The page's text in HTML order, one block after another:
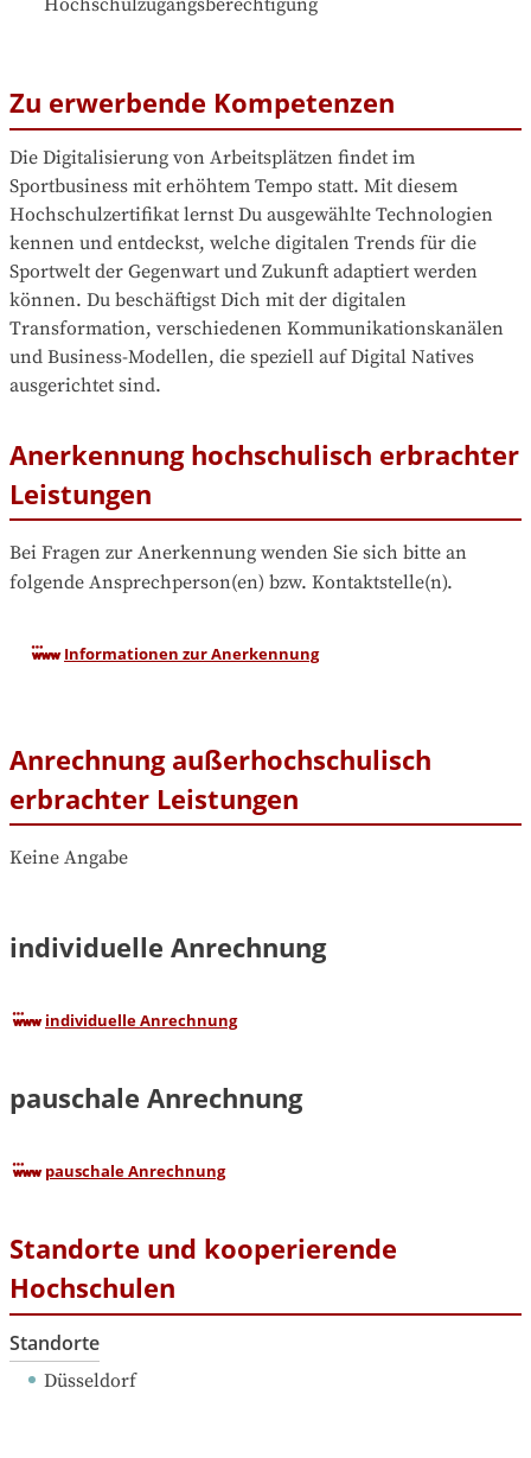
Hochschulzugangsberechtigung
Zu erwerbende Kompetenzen
Die Digitalisierung von Arbeitsplätzen findet im
Sportbusiness mit erhöhtem Tempo statt. Mit diesem
Hochschulzertifikat lernst Du ausgewählte Technologien
kennen und entdeckst, welche digitalen Trends für die
Sportwelt der Gegenwart und Zukunft adaptiert werden
können. Du beschäftigst Dich mit der digitalen
Transformation, verschiedenen Kommunikationskanälen
und Business-Modellen, die speziell auf Digital Natives
ausgerichtet sind.
Anerkennung hochschulisch erbrachter
Leistungen
Bei Fragen zur Anerkennung wenden Sie sich bitte an
folgende Ansprechperson(en) bzw. Kontaktstelle(n).
Informationen zur Anerkennung
Anrechnung außerhochschulisch
erbrachter Leistungen
Keine Angabe
individuelle Anrechnung
individuelle Anrechnung
pauschale Anrechnung
pauschale Anrechnung
Standorte und kooperierende
Hochschulen
Standorte
Düsseldorf